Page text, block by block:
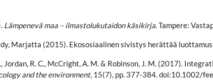
Lämpenevä maa – ilmastolukutaidon käsikirja. Tampere:
Marjatta (2015). Ekososiaalinen sivistys herättää
Jordan, R. C., McCright, A. M. & Robinson, J. M. (2017).
and the environment, 15(7), pp. 377-384. doi:10.1002/